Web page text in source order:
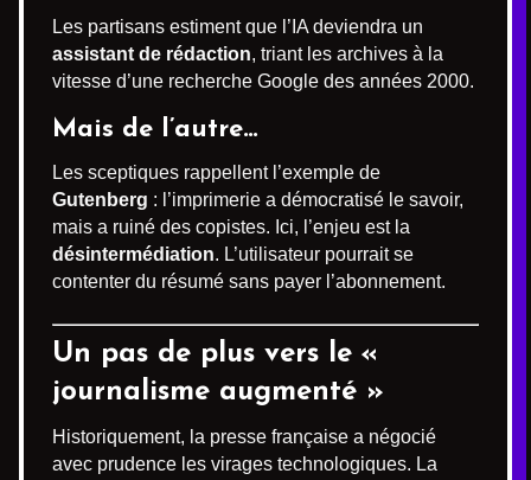
Les partisans estiment que l’IA deviendra un
assistant de rédaction, triant les archives à la
vitesse d’une recherche Google des années 2000.
Mais de l’autre…
Les sceptiques rappellent l’exemple de
Gutenberg : l’imprimerie a démocratisé le savoir,
mais a ruiné des copistes. Ici, l’enjeu est la
désintermédiation. L’utilisateur pourrait se
contenter du résumé sans payer l’abonnement.
Un pas de plus vers le «
journalisme augmenté »
Historiquement, la presse française a négocié
avec prudence les virages technologiques. La